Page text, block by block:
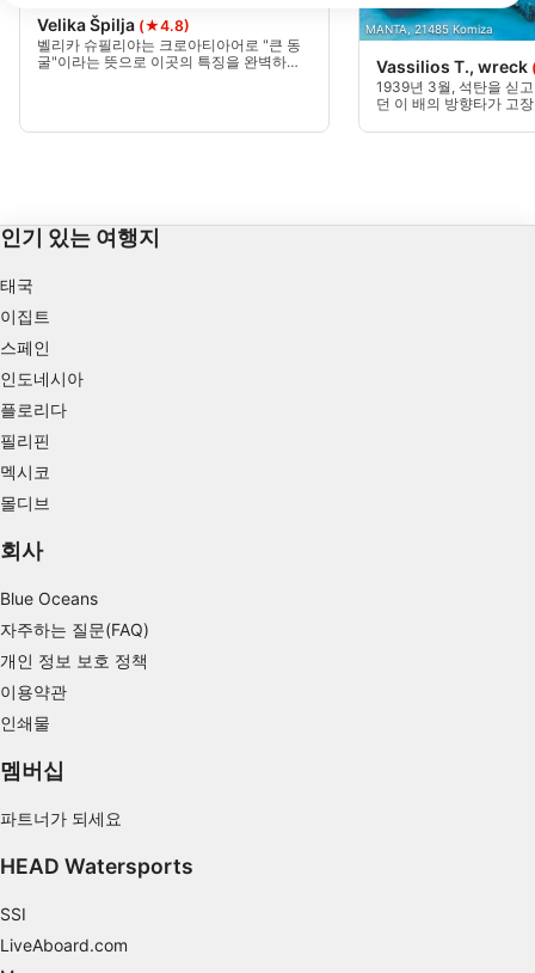
Velika Špilja (★4.8)
벨리카 슈필리야는 크로아티아어로 "큰 동
굴"이라는 뜻으로 이곳의 특징을 완벽하게
MANTA, 21485 Komiza
Vassilios T., wreck
1939년 3월, 석탄을 싣
던 이 배의 방향타가 고
항구 쪽의 모래 해저에
인기 있는 여행지
태국
이집트
스페인
인도네시아
플로리다
필리핀
멕시코
몰디브
회사
Blue Oceans
자주하는 질문(FAQ)
개인 정보 보호 정책
이용약관
인쇄물
멤버십
파트너가 되세요
HEAD Watersports
SSI
LiveAboard.com
Store and/or access information on a device
Use limited data to select advertising
Create profiles for personalised advertising
Create profiles to personalise content
Measure advertising performance
Measure content performance
Understand audiences through statistics or
Develop and improve services
Use limited data to select content
IAB 특별 기능:
Use precise geolocation data
Identify devices based on information
actively requested
필요한
공연
기능의